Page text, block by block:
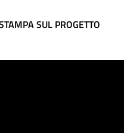
SUL PROGETTO